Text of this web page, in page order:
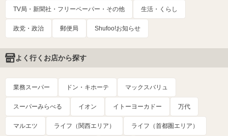
TV局・新聞社・フリーペーパー・その他 生活・くらし
政党・政治 郵便局 Shufoo!お知らせ
よく行くお店から探す
業務スーパー ドン・キホーテ マックスバリュ
スーパーみらべる イオン イトーヨーカドー 万代
マルエツ ライフ（関西エリア） ライフ（首都圏エリア）